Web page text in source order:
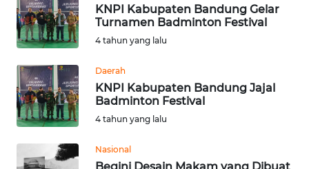
KNPI Kabupaten Bandung Gelar
Turnamen Badminton Festival
4 tahun yang lalu
Daerah
KNPI Kabupaten Bandung Jajal
Badminton Festival
4 tahun yang lalu
Nasional
Begini Desain Makam yang Dibuat
WN
PAKPAK
WN
KARAWANG
WN